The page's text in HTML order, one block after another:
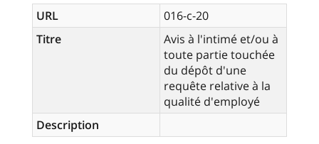
URL
016-c-20
Titre
Avis à l'intimé et/ou à
toute partie touchée
du dépôt d'une
requête relative à la
qualité d'employé
Description